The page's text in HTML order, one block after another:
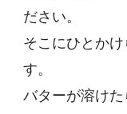
ださい。
そこにひとか
す。
バターが溶け